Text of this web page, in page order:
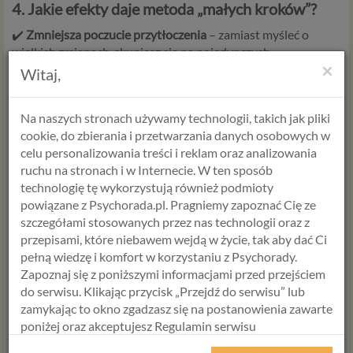
4. Jakie efekty daje metoda „małych kroków”?
✔️ Zmniejsza poczucie przytłoczenia – zamiast myśleć o
wielkich zmianach, skupiasz się na pojedynczych,
wykonalnych działaniach.
✔️Buduje poczucie sprawczości– każda wykonana czynność
wzmacnia wiarę w to, że można pokonać trudności.
✔️Pomaga odzyskać motywację– małe sukcesy sprawiają, że
łatwiej jest przejść do kolejnych działań.
✔️
Stopniowo poprawia nastrój
– nawet niewielka aktywność
może wpłynąć na funkcjonowanie mózgu i pomóc w regulacji
emocji.
5. Nie jesteś sam/a – wsparcie jest możliwe!
Depresja może sprawiać, że nawet drobne działania wydają
się niemożliwe, alemałe kroki mają wielką moc. Nie musisz
robić wszystkiego naraz – liczy się każda, nawet najmniejsza
×
Witaj,
Na naszych stronach używamy technologii, takich jak pliki
cookie, do zbierania i przetwarzania danych osobowych w
celu personalizowania treści i reklam oraz analizowania
ruchu na stronach i w Internecie. W ten sposób
technologię tę wykorzystują również podmioty
powiązane z Psychorada.pl. Pragniemy zapoznać Cię ze
szczegółami stosowanych przez nas technologii oraz z
przepisami, które niebawem wejdą w życie, tak aby dać Ci
pełną wiedzę i komfort w korzystaniu z Psychorady.
Zapoznaj się z poniższymi informacjami przed przejściem
do serwisu. Klikając przycisk „Przejdź do serwisu” lub
zamykając to okno zgadzasz się na postanowienia zawarte
poniżej oraz akceptujesz Regulamin serwisu